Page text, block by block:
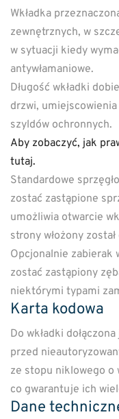
Wkładka
zewnętrznych, w
w sytuacji kiedy
antywłamaniowe.
Długość wkładki
drzwi,
szyldów ochronnych.
Aby zobaczyć, jak
tutaj.
Standardowe
zostać zastąpione
umożliwia otwarcie
strony włożony
Opcjonalnie zabierak
zostać zastąpiony
niektórymi typami
Karta kodowa
Do wkładki
przed
ze stopu niklowego o
co gwarantuje ich
Dane